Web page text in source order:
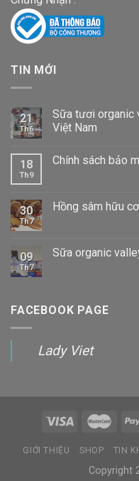
TIN MỚI
21
Th6
Sữa tươi organic
Việt Nam
18
Th9
Chính sách bảo
30
Th7
Hồng sâm hữu
09
Th7
Sữa organic
FACEBOOK PAGE
Lady Viet
GIỚI THIỆU SHOP TIN
Copyright